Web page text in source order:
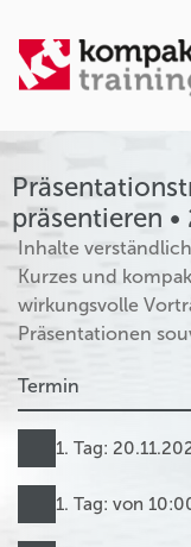
präsentieren
Inhalte
Kurzes und
wirkungsvolle
Präsentationen
Termin
1. Tag:
1. Tag: von